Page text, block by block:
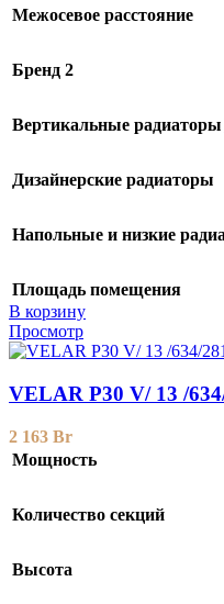
Межосевое расстояние
Бренд 2
Вертикальные радиаторы
Дизайнерские радиаторы
Напольные и низкие
Площадь помещения
В корзину
Просмотр
VELAR P30 V/ 13 /
2 163 Br
Мощность
Количество секций
Высота